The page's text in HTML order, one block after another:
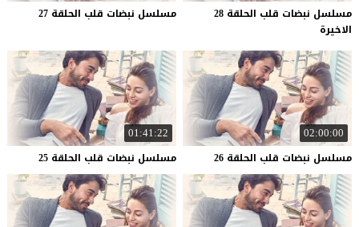
مسلسل نبضات قلب الحلقة 28
الاخيرة
مسلسل نبضات قلب الحلقة 27
02:00:00
مسلسل نبضات قلب الحلقة 26
01:41:22
مسلسل نبضات قلب الحلقة 25